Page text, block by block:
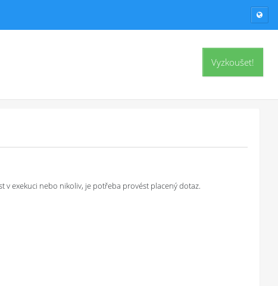
Vyzkoušet!
v exekuci nebo nikoliv, je potřeba provést placený dotaz.